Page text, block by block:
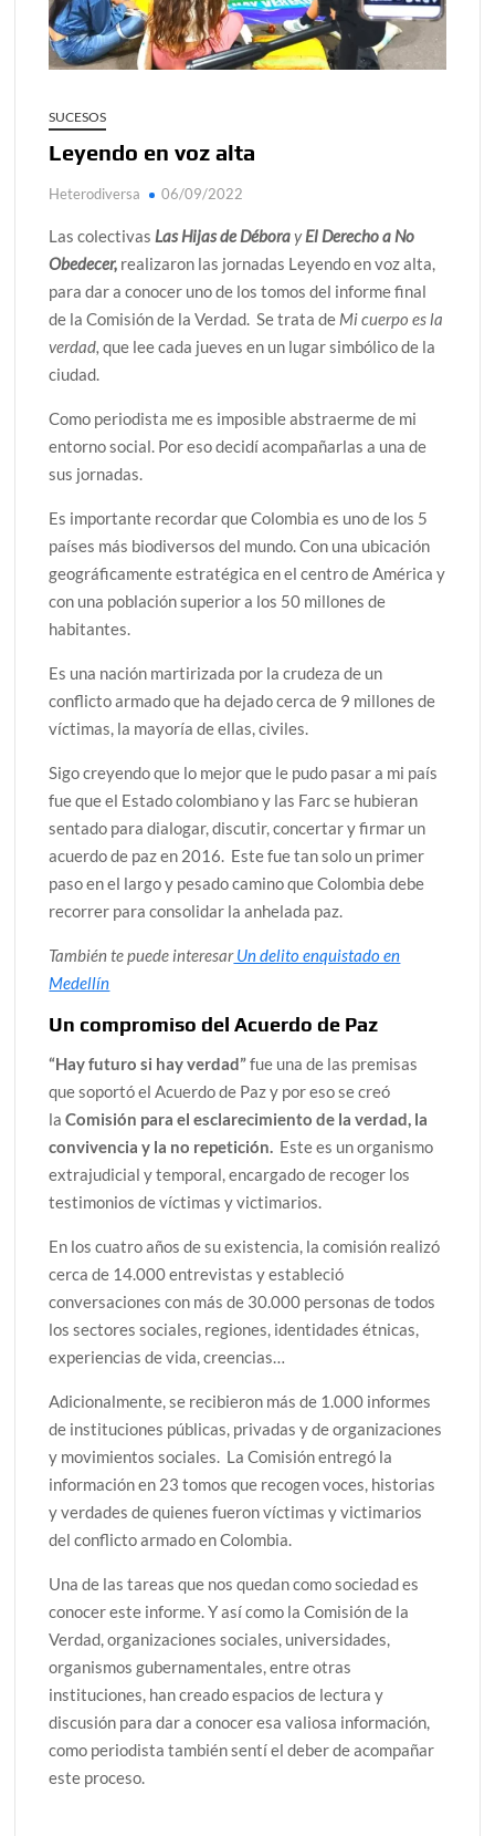
alcanzar
Día de Independencia 2026: de Patria Boba a Colombia
¿Podemos comunicarnos con seres de otros planos o
mundos?
Salud mental digital: cómo frenar la ansiedad que
Denuncia por violencia sexual en Colombia: así avanza
sagrada?
SUCESOS
Leyendo en voz alta
Heterodiversa 06/09/2022
Las colectivas Las Hijas de DéborayEl Derecho a No
Obedecer, realizaron las jornadas Leyendo en voz alta,
para dar a conocer uno de los tomos del informe final
de la Comisión de la Verdad. Se trata de Mi cuerpo es la
verdad, que lee cada jueves en un lugar simbólico de la
ciudad.
Como periodista me es imposible abstraerme de mi
entorno social. Por eso decidí acompañarlas a una de
sus jornadas.
Es importante recordar que Colombia es uno de los 5
países más biodiversos del mundo. Con una ubicación
geográficamente estratégica en el centro de América y
con una población superior a los 50 millones de
habitantes.
Es una nación martirizada por la crudeza de un
conflicto armado que ha dejado cerca de 9 millones de
víctimas, la mayoría de ellas, civiles.
Sigo creyendo que lo mejor que le pudo pasar a mi país
fue que el Estado colombiano y las Farc se hubieran
sentado para dialogar, discutir, concertar y firmar un
acuerdo de paz en 2016. Este fue tan solo un primer
paso en el largo y pesado camino que Colombia debe
recorrer para consolidar la anhelada paz.
También te puede interesarUn delito enquistado en
Medellín
Un compromiso del Acuerdo de Paz
“Hay futuro si hay verdad”fue una de las premisas
que soportó el Acuerdo de Paz y por eso se creó
laComisión para el esclarecimiento de la verdad, la
convivencia y la no repetición. Este es un organismo
extrajudicial y temporal, encargado de recoger los
testimonios de víctimas y victimarios.
En los cuatro años de su existencia, la comisión realizó
cerca de 14.000 entrevistas y estableció
conversaciones con más de 30.000 personas de todos
los sectores sociales, regiones, identidades étnicas,
experiencias de vida, creencias…
Adicionalmente, se recibieron más de 1.000 informes
de instituciones públicas, privadas y de organizaciones
y movimientos sociales. La Comisión entregó la
información en 23 tomos que recogen voces, historias
y verdades de quienes fueron víctimas y victimarios
del conflicto armado en Colombia.
Una de las tareas que nos quedan como sociedad es
conocer este informe. Y así como la Comisión de la
Verdad, organizaciones sociales, universidades,
organismos gubernamentales, entre otras
instituciones, han creado espacios de lectura y
discusión para dar a conocer esa valiosa información,
como periodista también sentí el deber de acompañar
este proceso.